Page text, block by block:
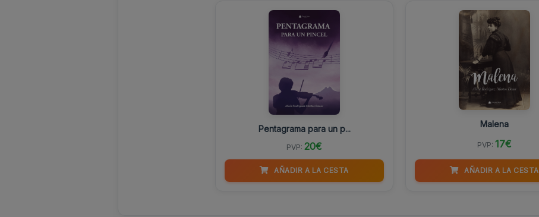
Pentagrama para un p...
PVP: 20€
AÑADIR A LA CESTA
Malena
PVP: 17€
AÑADIR A LA CESTA